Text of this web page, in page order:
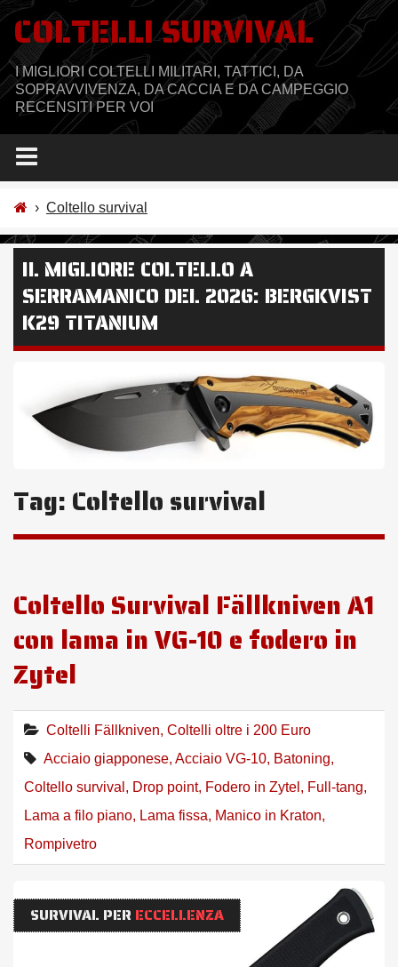
Salta
contenuto
COLTELLI SURVIVAL
I MIGLIORI COLTELLI MILITARI, TATTICI, DA
SOPRAVVIVENZA, DA CACCIA E DA CAMPEGGIO
RECENSITI PER VOI
› Coltello survival
IL MIGLIORE COLTELLO A
SERRAMANICO DEL 2026: BERGKVIST
K29 TITANIUM
Tag: Coltello survival
Coltello Survival Fällkniven A1
con lama in VG-10 e fodero in
Zytel
Coltelli Fällkniven, Coltelli oltre i 200 Euro
Acciaio giapponese, Acciaio VG-10, Batoning,
Coltello survival , Drop point, Fodero in Zytel , Full-tang,
Lama a filo piano, Lama fissa, Manico in Kraton,
Rompivetro
SURVIVAL PER ECCELLENZA